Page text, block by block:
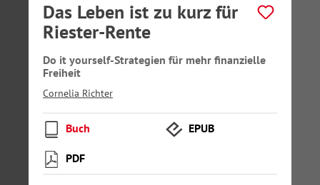
Das Leben ist zu kurz für
Riester-Rente
Do it yourself-Strategien für mehr finanzielle
Freiheit
Cornelia Richter
Buch EPUB
PDF